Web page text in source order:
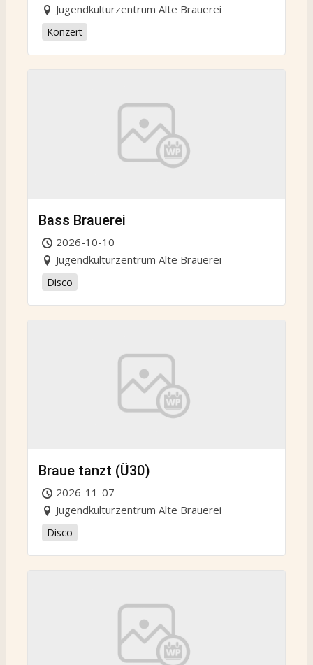
Jugendkulturzentrum Alte Brauerei
Konzert
Bass Brauerei
2026-10-10
Jugendkulturzentrum Alte Brauerei
Disco
Braue tanzt (Ü30)
2026-11-07
Jugendkulturzentrum Alte Brauerei
Disco